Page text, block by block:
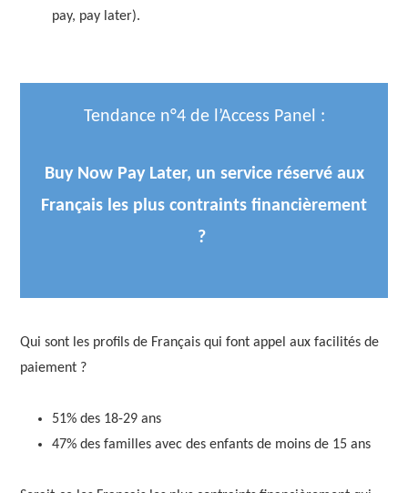
pay, pay later).
Tendance n°4 de l’Access Panel :
Buy Now Pay Later, un service réservé aux
Français les plus contraints financièrement
?
Qui sont les profils de Français qui font appel aux facilités de
paiement ?
51% des 18-29 ans
47% des familles avec des enfants de moins de 15 ans